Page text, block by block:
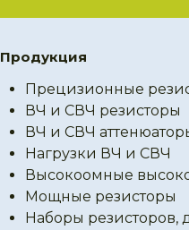
Продукция
Прецизионные
ВЧ и СВЧ резисторы
ВЧ и СВЧ
Нагрузки ВЧ и СВЧ
Высокоомные
Мощные резисторы
Наборы резисторов,